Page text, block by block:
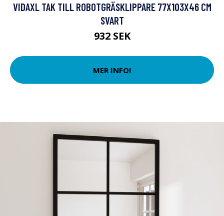
VIDAXL TAK TILL ROBOTGRÄSKLIPPARE 77X103X46 CM
SVART
932 SEK
MER INFO!